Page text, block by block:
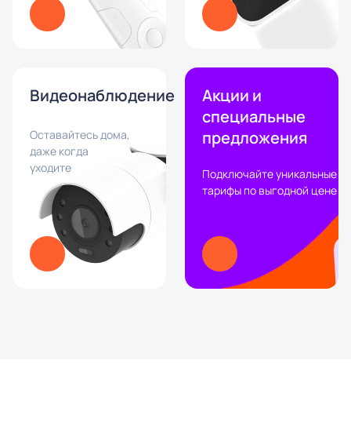
Видеонаблюдение
Оставайтесь дома,
даже когда
уходите
Акции и
специальные
предложения
Подключайте уникальные
тарифы по выгодной цене